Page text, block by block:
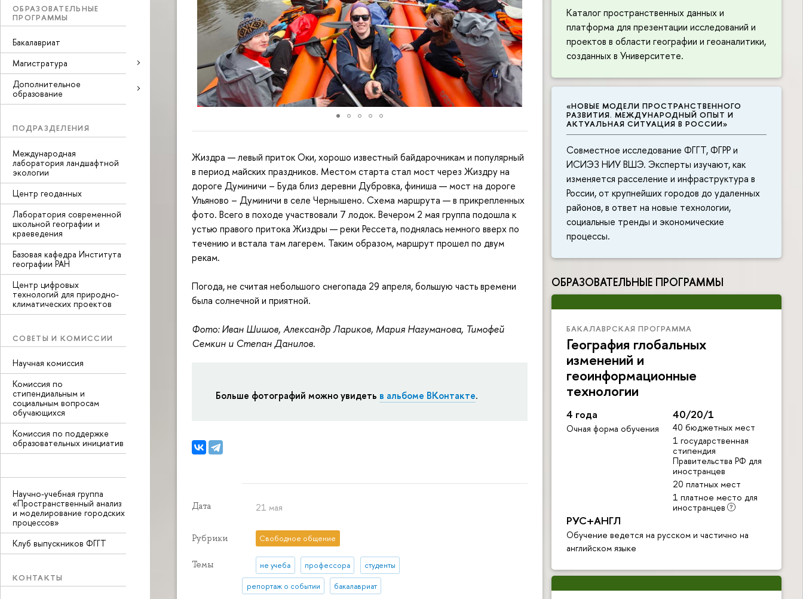
ОБРАЗОВАТЕЛЬНЫЕ
ПРОГРАММЫ
Бакалавриат
Магистратура
Дополнительное
образование
ПОДРАЗДЕЛЕНИЯ
Международная
лаборатория ландшафтной
экологии
Центр геоданных
Лаборатория современной
школьной географии и
краеведения
Базовая кафедра Института
географии РАН
Центр цифровых
технологий для природно-
климатических проектов
СОВЕТЫ И КОМИССИИ
Научная комиссия
Комиссия по
стипендиальным и
социальным вопросам
обучающихся
Комиссия по поддержке
образовательных инициатив
Научно-учебная группа
«Пространственный анализ
и моделирование городских
процессов»
Клуб выпускников ФГГТ
КОНТАКТЫ
Каталог пространственных данных и
платформа для презентации исследований и
проектов в области географии и геоаналитики,
созданных в Университете.
«НОВЫЕ МОДЕЛИ ПРОСТРАНСТВЕННОГО
РАЗВИТИЯ. МЕЖДУНАРОДНЫЙ ОПЫТ И
АКТУАЛЬНАЯ СИТУАЦИЯ В РОССИИ»
Совместное исследование ФГГТ, ФГРР и
ИСИЭЗ НИУ ВШЭ. Эксперты изучают, как
изменяется расселение и инфраструктура в
России, от крупнейших городов до удаленных
районов, в ответ на новые технологии,
социальные тренды и экономические
процессы.
ОБРАЗОВАТЕЛЬНЫЕ ПРОГРАММЫ
БАКАЛАВРСКАЯ ПРОГРАММА
География глобальных
изменений и
геоинформационные
технологии
4 года
Очная форма обучения
40/20/1
40 бюджетных мест
1 государственная
стипендия
Правительства РФ для
иностранцев
20 платных мест
1 платное место для
иностранцев
РУС+АНГЛ
Обучение ведется на русском и частично на
английском языке
Жиздра — левый приток Оки, хорошо известный байдарочникам и популярный
в период майских праздников. Местом старта стал мост через Жиздру на
дороге Думиничи – Буда близ деревни Дубровка, финиша — мост на дороге
Ульяново – Думиничи в селе Чернышено. Схема маршрута — в прикрепленных
фото. Всего в походе участвовали 7 лодок. Вечером 2 мая группа подошла к
устью правого притока Жиздры — реки Рессета, поднялась немного вверх по
течению и встала там лагерем. Таким образом, маршрут прошел по двум
рекам.
Погода, не считая небольшого снегопада 29 апреля, большую часть времени
была солнечной и приятной.
Фото: Иван Шишов, Александр Лариков, Мария Нагуманова, Тимофей
Семкин и Степан Данилов.
Больше фотографий можно увидеть в альбоме ВКонтакте.
Дата 21 мая
Рубрики Свободное общение
Темы не учеба профессора студенты
репортаж о событии бакалавриат